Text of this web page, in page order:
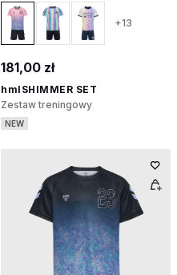
+13
181,00 zł
hmlSHIMMER SET
Zestaw treningowy
NEW